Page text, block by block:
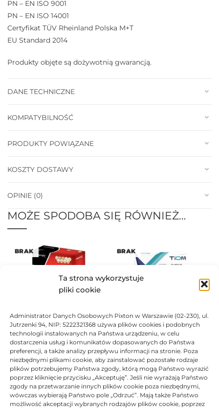
Ta strona wykorzystuje
pliki cookie
Administrator Danych Osobowych Pixton w Warszawie (02-230), ul.
Jutrzenki 94, NIP: 5222321368 używa plików cookies i podobnych
technologii instalowanych na Państwa urządzeniu, w celu
dostarczenia usług i komunikatów dopasowanych do Państwa
preferencji, a także analizy przepływu informacji na stronie. Poza
niezbędnymi plikami cookie, aby zainstalować pozostałe rodzaje
plików potrzebujemy Państwa zgody, którą mogą Państwo wyrazić
poprzez kliknięcie przycisku „Akceptuję”. Jeśli nie wyrażają Państwo
zgody na przetwarzanie innych plików cookie poza niezbędnymi,
wówczas wybierają Państwo pole „Odrzuć”. Mają także Państwo
możliwość akceptacji wybranych rodzajów plików cookie, poprzez
PN – EN ISO 9001
PN – EN ISO 14001
Certyfikat TÜV Rheinland Polska M+T
EU Standard 2014
Produkty objęte są dożywotnią gwarancją.
DANE TECHNICZNE
KOMPATYBILNOŚĆ
PRODUKTY POWIĄZANE
KOSZTY DOSTAWY
OPINIE (0)
MOŻE SPODOBA SIĘ RÓWNIEŻ…
BRAK
Toner Asarto zamiennik do
HP 51A Q7551A
Oceniono0na 5
180,17 zł
BRAK
Toner TiOM zamiennik HP
51A Q7551A
100,72zł